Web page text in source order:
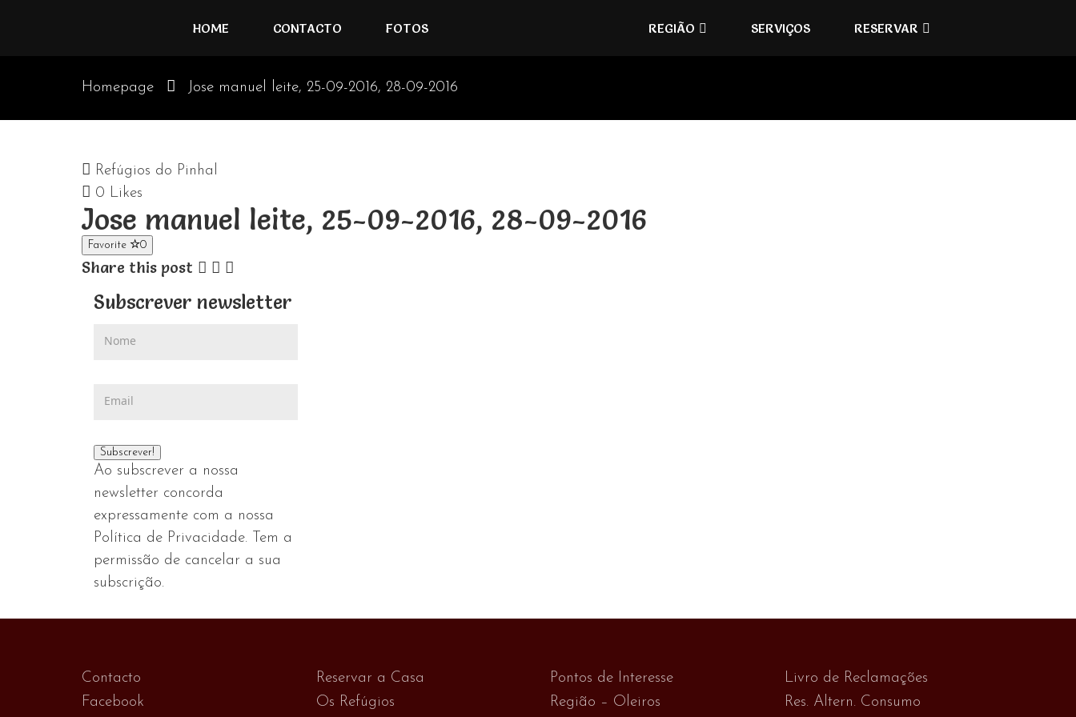
HOME CONTACTO FOTOS REGIÃO SERVIÇOS RESERVAR
Homepage Jose manuel leite, 25-09-2016, 28-09-2016
Refúgios do Pinhal
0 Likes
Jose manuel leite, 25-09-2016, 28-09-2016
Favorite 0
Share this post
Subscrever newsletter
Ao subscrever a nossa
newsletter concorda
expressamente com a nossa
Política de Privacidade. Tem a
permissão de cancelar a sua
subscrição.
Contacto
Facebook
Reservar a Casa
Os Refúgios
Pontos de Interesse
Região – Oleiros
Livro de Reclamações
Res. Altern. Consumo